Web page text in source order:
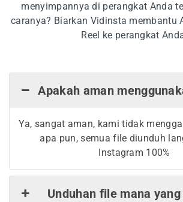
menyimpannya di perangkat Anda
caranya? Biarkan Vidinsta membantu
Reel ke perangkat
Apakah aman
Ya, sangat aman, kami tidak
apa pun, semua file diunduh
Instagram 100%
Unduhan file mana